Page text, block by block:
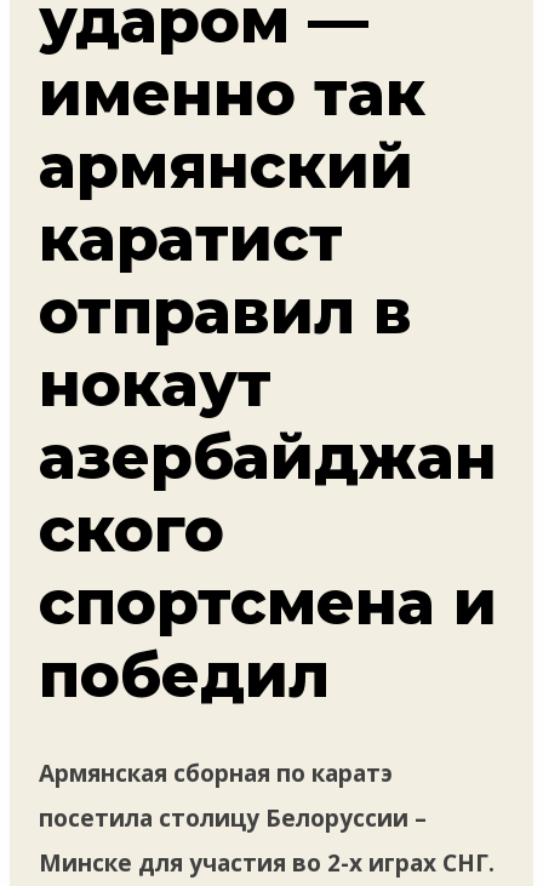
ударом —
именно так
армянский
каратист
отправил в
нокаут
азербайджан
ского
спортсмена и
победил
Армянская сборная по каратэ
посетила столицу Белоруссии –
Минске для участия во 2-х играх СНГ.